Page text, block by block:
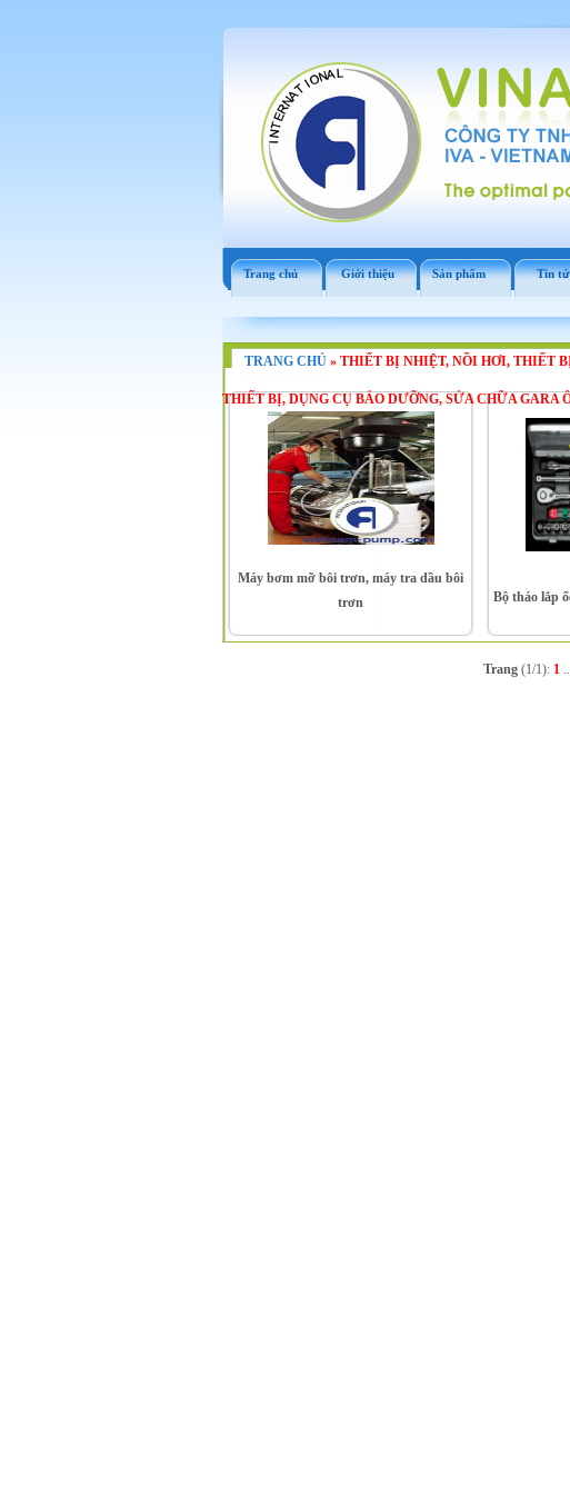
Trang chủ Giới thiệu Sản phẩm Tin
TRANG CHỦ» THIẾT BỊ NHIỆT, NỒI HƠI, THIẾT
THIẾT BỊ, DỤNG CỤ BẢO DƯỠNG, SỬA CHỮA GARA
Máy bơm mỡ bôi trơn, máy tra dầu bôi
trơn
Bộ tháo lắp
Trang (1/1):1